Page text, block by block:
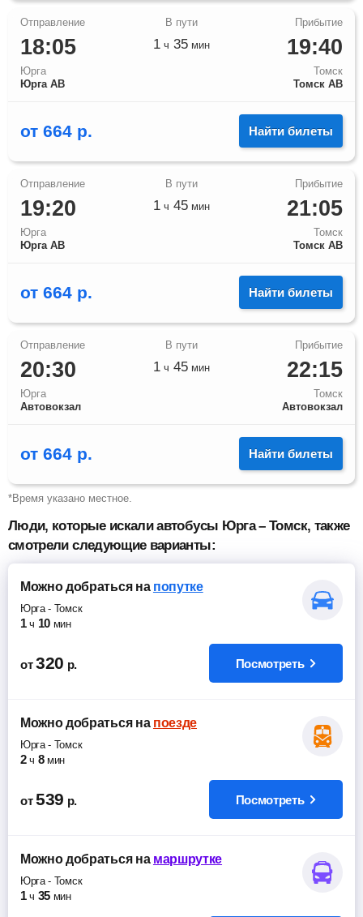
18:05
Юрга
Юрга АВ
19:40
Томск
Томск АВ
1 ч 35 мин
от 664 р. Найти билеты
19:20
Юрга
Юрга АВ
21:05
Томск
Томск АВ
1 ч 45 мин
от 664 р. Найти билеты
20:30
Юрга
Автовокзал
22:15
Томск
Автовокзал
1 ч 45 мин
от 664 р. Найти билеты
*Время указано местное.
Люди, которые искали автобусы Юрга – Томск, также
смотрели следующие варианты:
Можно добратьсяна попутке
Юрга- Томск
1 ч 10 мин
от 320 р. Посмотреть
Можно добратьсяна поезде
Юрга- Томск
2 ч 8 мин
от 539 р. Посмотреть
Можно добратьсяна маршрутке
Юрга- Томск
1 ч 35 мин